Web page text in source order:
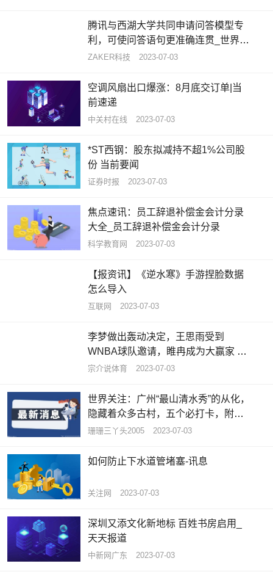
腾讯与西湖大学共同申请问答模型专
利，可使问答语句更准确连贯_世界热
闻
ZAKER科技 2023-07-03
空调风扇出口爆涨：8月底交订单|当
前速递
中关村在线 2023-07-03
*ST西钢：股东拟减持不超1%公司股
份 当前要闻
证券时报 2023-07-03
焦点速讯：员工辞退补偿金会计分录
大全_员工辞退补偿金会计分录
科学教育网 2023-07-03
【报资讯】《逆水寒》手游捏脸数据
怎么导入
互联网 2023-07-03
李梦做出轰动决定，王思雨受到
WNBA球队邀请，睢冉成为大赢家 天
天资讯
宗介说体育 2023-07-03
世界关注：广州“最山清水秀”的从化，
隐藏着众多古村，五个必打卡，附攻
略
珊珊三丫头2005 2023-07-03
如何防止下水道管堵塞-讯息
关注网 2023-07-03
深圳又添文化新地标 百姓书房启用_
天天报道
中新网广东 2023-07-03